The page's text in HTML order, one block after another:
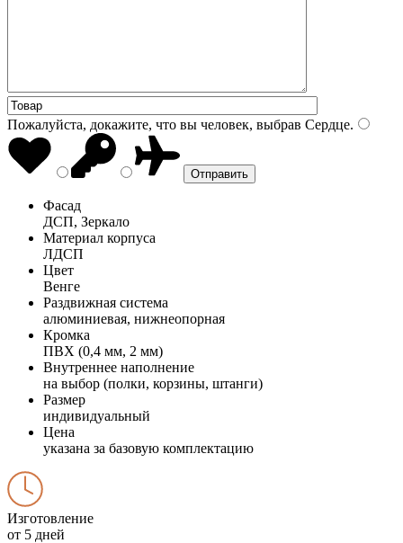
Пожалуйста, докажите, что вы человек, выбрав Сердце.
Фасад
ДСП, Зеркало
Материал корпуса
ЛДСП
Цвет
Венге
Раздвижная система
алюминиевая, нижнеопорная
Кромка
ПВХ (0,4 мм, 2 мм)
Внутреннее наполнение
на выбор (полки, корзины, штанги)
Размер
индивидуальный
Цена
указана за базовую комплектацию
Изготовление
от 5 дней